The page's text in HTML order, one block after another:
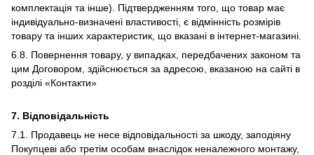
комплектація та інше). Підтвердженням того, що товар має
індивідуально-визначені властивості, є відмінність розмірів
товару та інших характеристик, що вказані в інтернет-магазині.
6.8. Повернення товару, у випадках, передбачених законом та
цим Договором, здійснюється за адресою, вказаною на сайті в
розділі «Контакти»
7. Відповідальність
7.1. Продавець не несе відповідальності за шкоду, заподіяну
Покупцеві або третім особам внаслідок неналежного монтажу,